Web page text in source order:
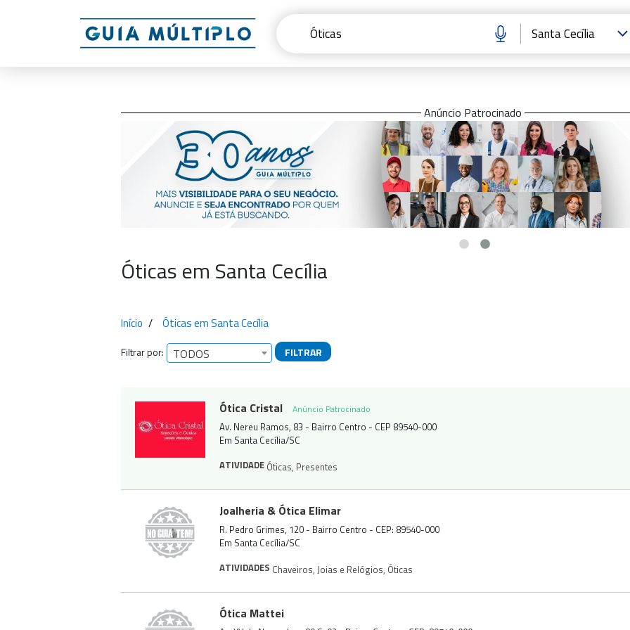
Anúncio Patrocinado
Óticas em Santa Cecília
Início Óticas em Santa Cecília
Filtrar por: TODOS FILTRAR
Ótica Cristal Anúncio Patrocinado
Av. Nereu Ramos, 83 - Bairro Centro - CEP 89540-000
Em Santa Cecília/SC
ATIVIDADE Óticas, Presentes
Joalheria & Ótica Elimar
R. Pedro Grimes, 120 - Bairro Centro - CEP: 89540-000
Em Santa Cecília/SC
ATIVIDADES Chaveiros, Joias e Relógios, Óticas
Ótica Mattei